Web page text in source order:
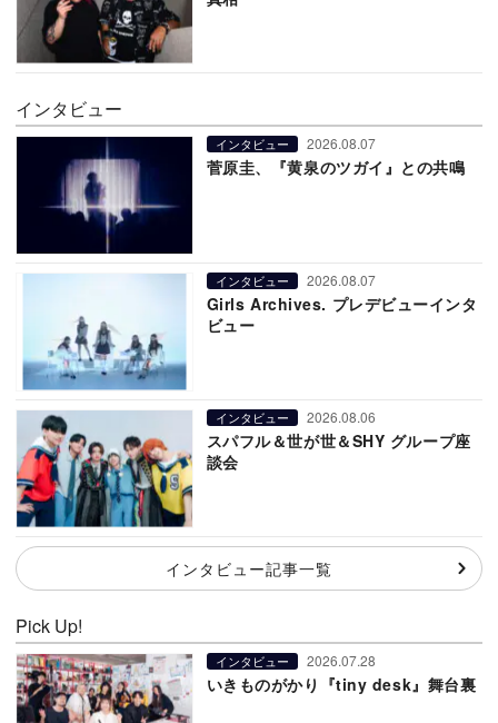
インタビュー
インタビュー 2026.08.07
菅原圭、『黄泉のツガイ』との共鳴
インタビュー 2026.08.07
Girls Archives. プレデビューインタ
ビュー
インタビュー 2026.08.06
スパフル＆世が世＆SHY グループ座
談会
インタビュー記事一覧
Pick Up!
インタビュー 2026.07.28
いきものがかり『tiny desk』舞台裏